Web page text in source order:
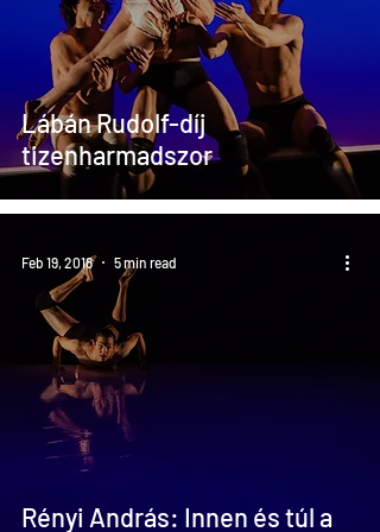
Lábán Rudolf-díj
tizenharmadszor
Rényi András: Innen és túl a
Feb 19, 2018 5 min read